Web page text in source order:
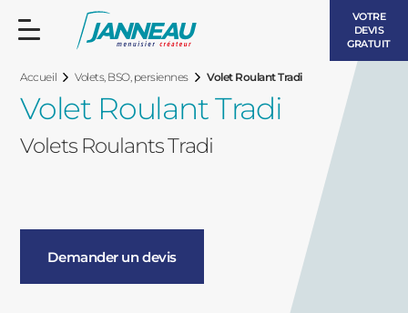
VOTRE
DEVIS
GRATUIT
Accueil Volets, BSO, persiennes Volet Roulant Tradi
Volet Roulant Tradi
Volets Roulants Tradi
Demander un devis
BAIES VITRÉES